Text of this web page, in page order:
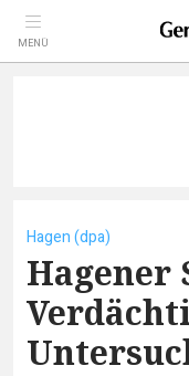
MENÜ
Hagen (dpa)
Hagener